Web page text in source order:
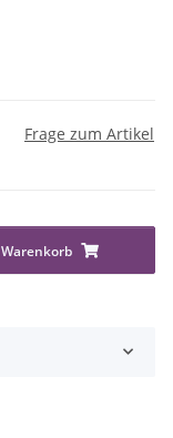
Frage zum Artikel